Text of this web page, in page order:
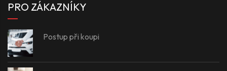
PRO ZÁKAZNÍKY
Postup při koupi